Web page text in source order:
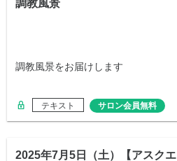
調教風景
調教風景をお届けします
テキスト サロン会員無料
2025年7月5日（土）【アスクエ